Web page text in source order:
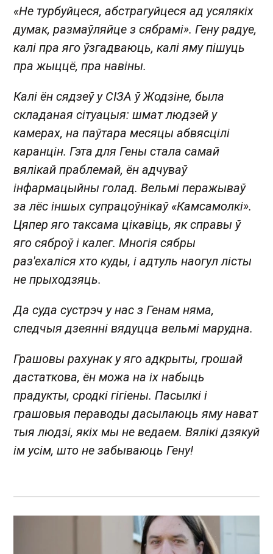
«Не турбуйцеся, абстрагуйцеся ад усялякіх
думак, размаўляйце з сябрамі». Гену радуе,
калі пра яго ўзгадваюць, калі яму пішуць
пра жыццё, пра навіны.
Калі ён сядзеў у СІЗА ў Жодзіне, была
складаная сітуацыя: шмат людзей у
камерах, на паўтара месяцы абвясцілі
каранцін. Гэта для Гены стала самай
вялікай праблемай, ён адчуваў
інфармацыйны голад. Вельмі перажываў
за лёс іншых супрацоўнікаў «Камсамолкі».
Цяпер яго таксама цікавіць, як справы ў
яго сяброў і калег. Многія сябры
раз'ехаліся хто куды, і адтуль наогул лісты
не прыходзяць.
Да суда сустрэч у нас з Генам няма,
следчыя дзеянні вядуцца вельмі марудна.
Грашовы рахунак у яго адкрыты, грошай
дастаткова, ён можа на іх набыць
прадукты, сродкі гігіены. Пасылкі і
грашовыя пераводы дасылаюць яму нават
тыя людзі, якіх мы не ведаем. Вялікі дзякуй
ім усім, што не забываюць Гену!